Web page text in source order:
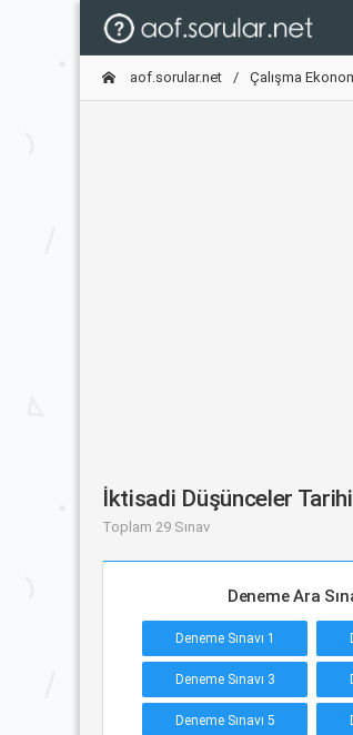
aof.sorular.net Çalışma
İktisadi Düşünceler
Toplam 29 Sınav
Deneme Ara
Deneme Sınavı 1
Deneme Sınavı 3
Deneme Sınavı 5